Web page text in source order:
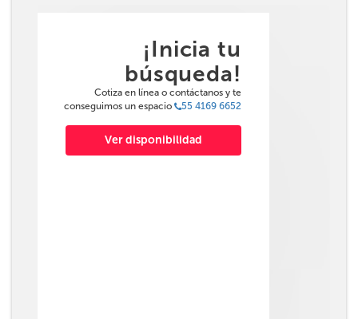
¡Inicia tu
búsqueda!
Cotiza en línea o contáctanos y te
conseguimos un espacio
55 4169 6652
Ver disponibilidad